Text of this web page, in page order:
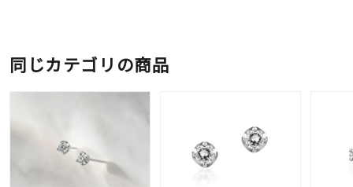
同じカテゴリの商品